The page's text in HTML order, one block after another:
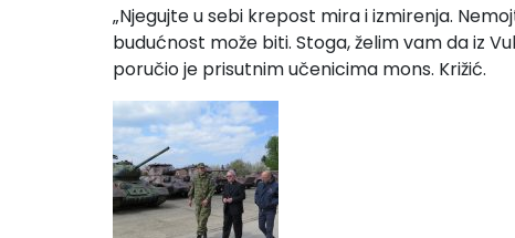
„Njegujte u sebi krepost mira i izmirenja.
budućnost može biti. Stoga, želim vam da iz
poručio je prisutnim učenicima mons. Križić.